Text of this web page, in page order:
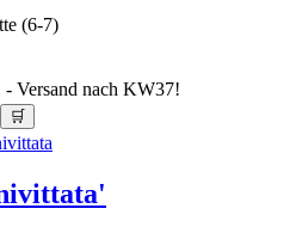
(6-7)
Versand nach KW37!